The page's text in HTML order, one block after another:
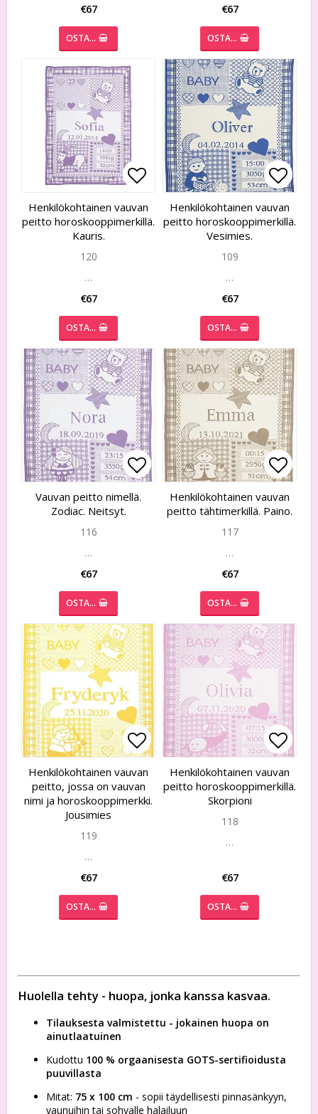
€67
OSTA…
€67
OSTA…
Add to list of favorites
Add to list of favorites
Henkilökohtainen vauvan
peitto horoskooppimerkillä.
Kauris.
120
…
€67
OSTA…
Add
Add
Henkilökohtainen vauvan
peitto horoskooppimerkillä.
Vesimies.
109
…
€67
OSTA…
Add to list of favorites
Add to list of favorites
Vauvan peitto nimellä.
Zodiac. Neitsyt.
116
…
€67
OSTA…
Add
Add
Henkilökohtainen vauvan
peitto tähtimerkillä. Paino.
117
…
€67
OSTA…
Add to list of favorites
Add to list of favorites
Henkilökohtainen vauvan
peitto, jossa on vauvan
nimi ja horoskooppimerkki.
Jousimies
119
…
€67
OSTA…
Add
Add
Henkilökohtainen vauvan
peitto horoskooppimerkillä.
Skorpioni
118
…
€67
OSTA…
Huolella tehty - huopa, jonka kanssa kasvaa.
Tilauksesta valmistettu - jokainen huopa on
ainutlaatuinen
Kudottu 100 % orgaanisesta GOTS-sertifioidusta
puuvillasta
Mitat: 75 x 100 cm - sopii täydellisesti pinnasänkyyn,
vaunuihin tai sohvalle halailuun